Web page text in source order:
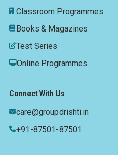
Classroom Programmes
Books & Magazines
Test Series
Online Programmes
Connect With Us
care@groupdrishti.in
+91-87501-87501